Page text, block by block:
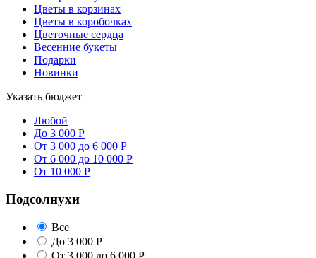
Цветы в корзинах
Цветы в коробочках
Цветочные сердца
Весенние букеты
Подарки
Новинки
Указать бюджет
Любой
До 3 000 Р
От 3 000 до 6 000 Р
От 6 000 до 10 000 Р
От 10 000 Р
Подсолнухи
Все
До 3 000 Р